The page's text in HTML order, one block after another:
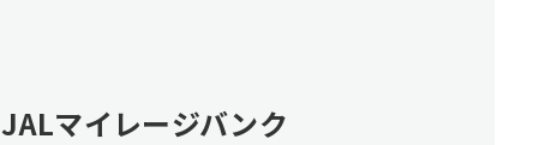
JALマイレージバンク